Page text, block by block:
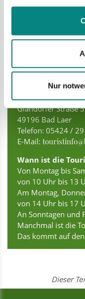
Nur
Kommen
Team von
freut
Touristinfo in
Glandorfer Straße 5
49196 Bad Laer
Telefon: 05424 /
E-Mail:
Wann ist die
Von Montag bis
von 10 Uhr bis 13
Am Montag,
von 14 Uhr bis 17
An Sonntagen und
Manchmal ist die
Das kommt auf
Dieser